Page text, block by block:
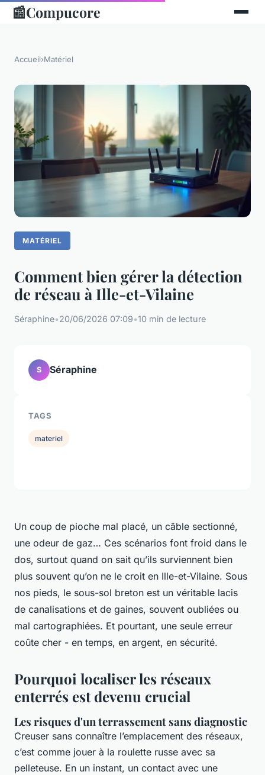
📰Compucore
Accueil›Matériel
MATÉRIEL
Comment bien gérer la détection
de réseau à Ille-et-Vilaine
Séraphine•20/06/2026 07:09•10 min de lecture
Un coup de pioche mal placé, un câble sectionné,
une odeur de gaz… Ces scénarios font froid dans le
dos, surtout quand on sait qu’ils surviennent bien
plus souvent qu’on ne le croit en Ille-et-Vilaine. Sous
nos pieds, le sous-sol breton est un véritable lacis
de canalisations et de gaines, souvent oubliées ou
mal cartographiées. Et pourtant, une seule erreur
coûte cher - en temps, en argent, en sécurité.
Pourquoi localiser les réseaux
enterrés est devenu crucial
Les risques d'un terrassement sans diagnostic
Creuser sans connaître l’emplacement des réseaux,
c’est comme jouer à la roulette russe avec sa
pelleteuse. En un instant, un contact avec une
S Séraphine
TAGS
materiel